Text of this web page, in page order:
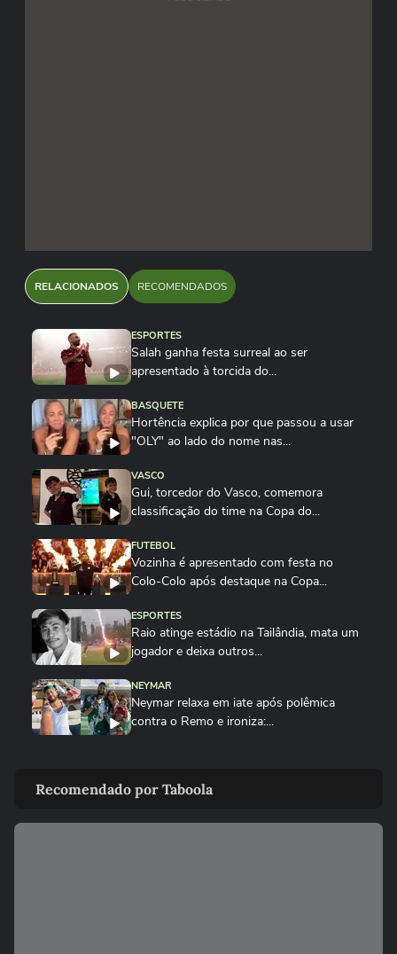
RELACIONADOS RECOMENDADOS
ESPORTES
Salah ganha festa surreal ao ser
apresentado à torcida do...
BASQUETE
Hortência explica por que passou a usar
"OLY" ao lado do nome nas...
VASCO
Gui, torcedor do Vasco, comemora
classificação do time na Copa do...
FUTEBOL
Vozinha é apresentado com festa no
Colo-Colo após destaque na Copa...
ESPORTES
Raio atinge estádio na Tailândia, mata um
jogador e deixa outros...
NEYMAR
Neymar relaxa em iate após polêmica
contra o Remo e ironiza:...
polêmica de Marllon do Remo
NEYMAR
Recomendado por Taboola